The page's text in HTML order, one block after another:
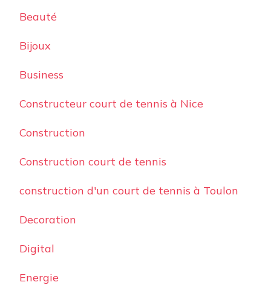
Beauté
Bijoux
Business
Constructeur court de tennis à Nice
Construction
Construction court de tennis
construction d'un court de tennis à Toulon
Decoration
Digital
Energie